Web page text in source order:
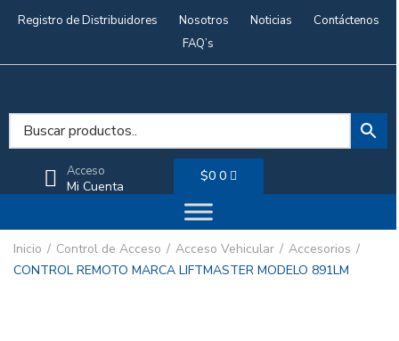
Registro de Distribuidores Nosotros Noticias
Contáctenos
FAQ’s
Acceso
Mi Cuenta
$0 0
Inicio Control de Acceso Acceso Vehicular
Accesorios
CONTROL REMOTO MARCA LIFTMASTER MODELO 891LM